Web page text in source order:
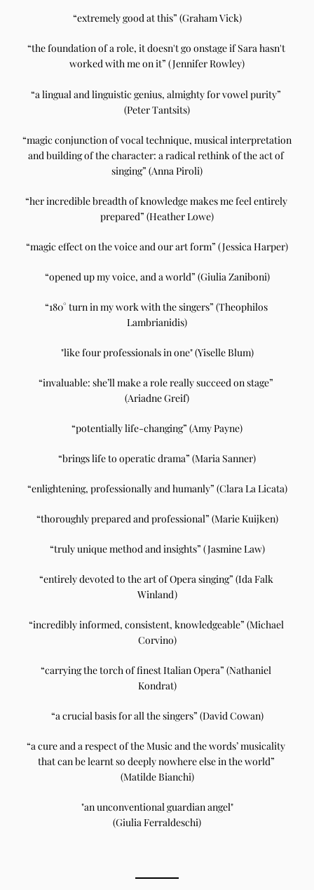
“extremely good at this” (Graham Vick)
“the foundation of a role, it doesn't go onstage if Sara hasn't
worked with me on it” (Jennifer Rowley)
“a lingual and linguistic genius, almighty for vowel purity”
(Peter Tantsits)
“magic conjunction of vocal technique, musical interpretation
and building of the character: a radical rethink of the act of
singing” (Anna Piroli)
“her incredible breadth of knowledge makes me feel entirely
prepared” (Heather Lowe)
“magic effect on the voice and our art form” (Jessica Harper)
“opened up my voice, and a world” (Giulia Zaniboni)
“180° turn in my work with the singers” (Theophilos
Lambrianidis)
"like four professionals in one" (Yiselle Blum)
“invaluable: she’ll make a role really succeed on stage”
(Ariadne Greif)
“potentially life-changing” (Amy Payne)
“brings life to operatic drama” (Maria Sanner)
“enlightening, professionally and humanly” (Clara La Licata)
“thoroughly prepared and professional” (Marie Kuijken)
“truly unique method and insights” (Jasmine Law)
“entirely devoted to the art of Opera singing” (Ida Falk
Winland)
“incredibly informed, consistent, knowledgeable” (Michael
Corvino)
“carrying the torch of finest Italian Opera” (Nathaniel
Kondrat)
“a crucial basis for all the singers” (David Cowan)
“a cure and a respect of the Music and the words’ musicality
that can be learnt so deeply nowhere else in the world”
(Matilde Bianchi)
"an unconventional guardian angel"
(Giulia Ferraldeschi)